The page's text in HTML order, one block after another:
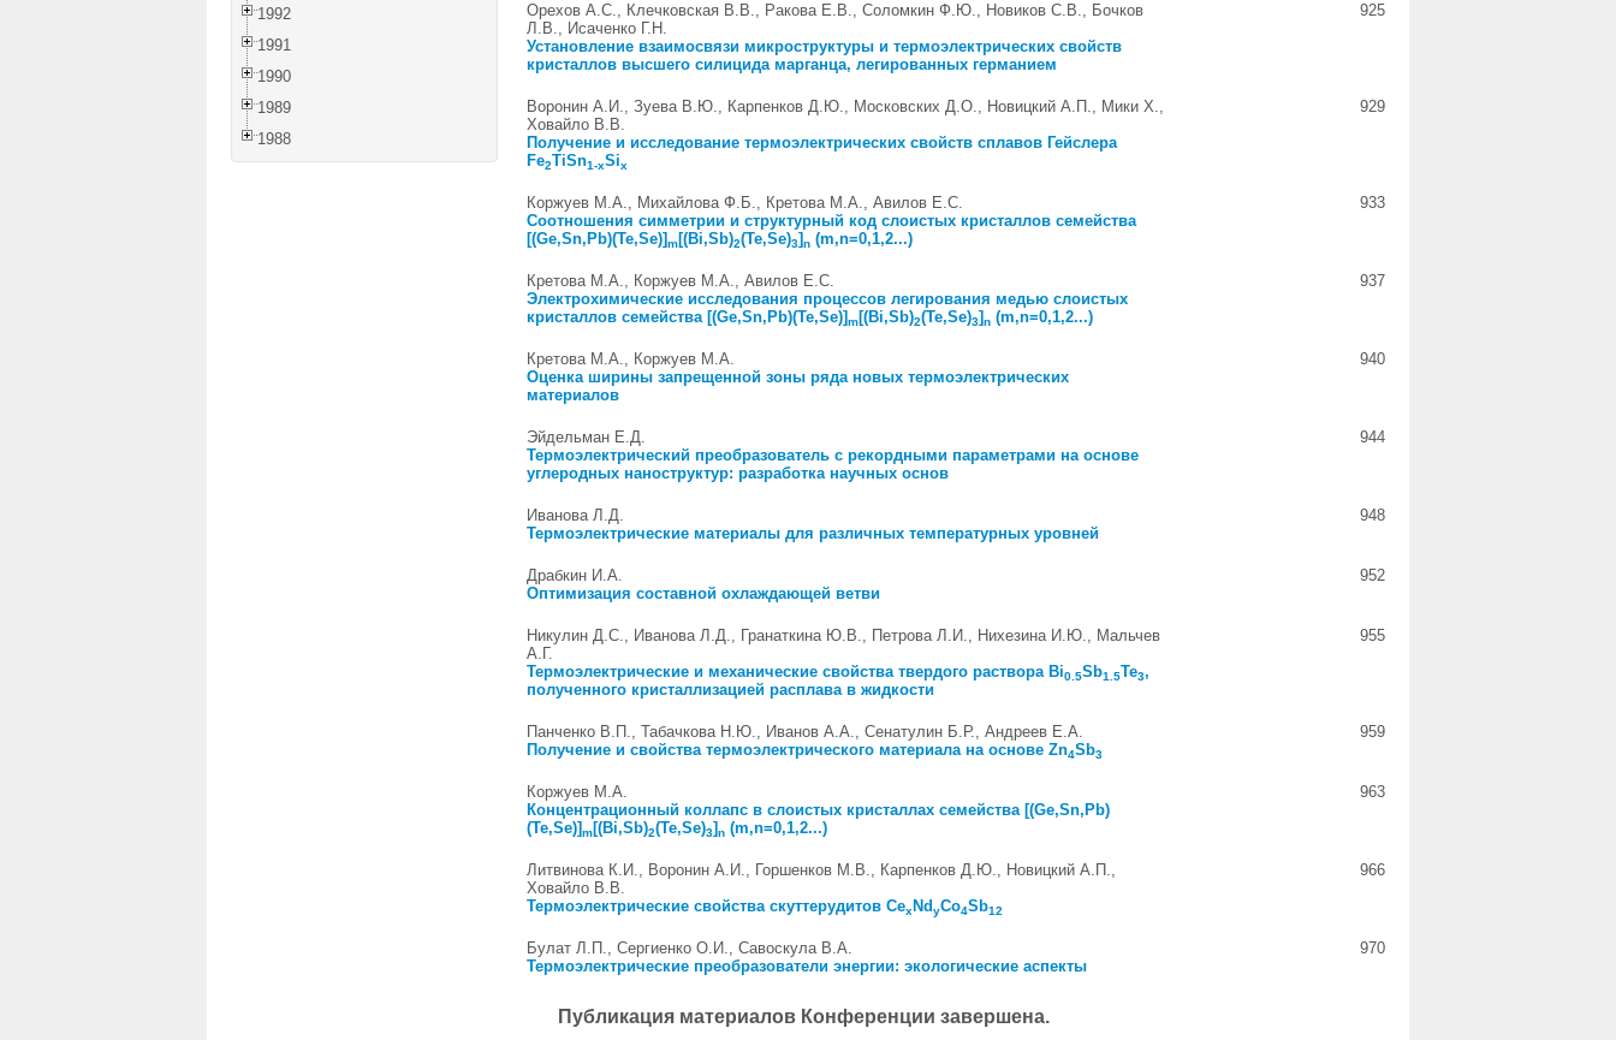
1992
1991
1990
1989
1988
Орехов А.С., Клечковская В.В., Ракова Е.В., Соломкин Ф.Ю., Новиков С.В., Бочков
Л.В., Исаченко Г.Н.
Установление взаимосвязи микроструктуры и термоэлектрических свойств
кристаллов высшего силицида марганца, легированных германием
925
Воронин А.И., Зуева В.Ю., Карпенков Д.Ю., Московских Д.О., Новицкий А.П., Мики Х.,
Ховайло В.В.
Получение и исследование термоэлектрических свойств сплавов Гейслера
Fe2TiSn1-xSix
929
Коржуев М.А., Михайлова Ф.Б., Кретова М.А., Авилов Е.С.
Соотношения симметрии и структурный код слоистых кристаллов семейства
[(Ge,Sn,Pb)(Te,Se)]m[(Bi,Sb)2(Te,Se)3]n (m,n=0,1,2...)
933
Кретова М.А., Коржуев М.А., Авилов Е.С.
Электрохимические исследования процессов легирования медью слоистых
кристаллов семейства [(Ge,Sn,Pb)(Te,Se)]m[(Bi,Sb)2(Te,Se)3]n (m,n=0,1,2...)
937
Кретова М.А., Коржуев М.А.
Оценка ширины запрещенной зоны ряда новых термоэлектрических
материалов
940
Эйдельман Е.Д.
Термоэлектрический преобразователь с рекордными параметрами на основе
углеродных наноструктур: разработка научных основ
944
Иванова Л.Д.
Термоэлектрические материалы для различных температурных уровней
948
Драбкин И.А.
Оптимизация составной охлаждающей ветви
952
Никулин Д.С., Иванова Л.Д., Гранаткина Ю.В., Петрова Л.И., Нихезина И.Ю., Мальчев
А.Г.
Термоэлектрические и механические свойства твердого раствора Bi0.5Sb1.5Te3,
полученного кристаллизацией расплава в жидкости
955
Панченко В.П., Табачкова Н.Ю., Иванов А.А., Сенатулин Б.Р., Андреев Е.А.
Получение и свойства термоэлектрического материала на основе Zn4Sb3
959
Коржуев М.А.
Концентрационный коллапс в слоистых кристаллах семейства [(Ge,Sn,Pb)
(Te,Se)]m[(Bi,Sb)2(Te,Se)3]n (m,n=0,1,2...)
963
Литвинова К.И., Воронин А.И., Горшенков М.В., Карпенков Д.Ю., Новицкий А.П.,
Ховайло В.В.
Термоэлектрические свойства скуттерудитов CexNdyCo4Sb12
966
Булат Л.П., Сергиенко О.И., Савоскула В.А.
Термоэлектрические преобразователи энергии: экологические аспекты
970
Публикация материалов Конференции завершена.